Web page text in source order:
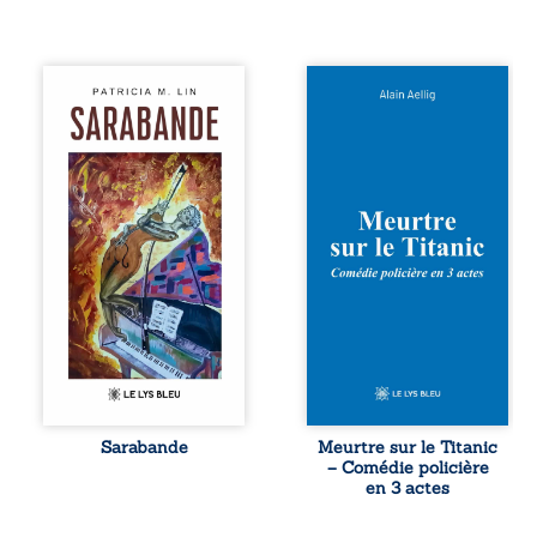
Aux chants
crépitants de l’été,
Sous le silence
ouaté de la neige
en hiver, Au cours
de nuits pâles,
Dans la clarté
bienveillante de la
lune, Rêves,
pensées, révoltes
et espoirs… Des
mots s’assemblent,
colorés, rebelles
aux règles de la
poésie, mais
chantant en
forment une
sarabande,
Sarabande
Et si le naufrage
en 1912, un
meurtre est
commis. Le drame
disparaît avec le
tard, la
l’épave fait
resurgir un secret
que l’on croyait
perdu. Dans un
Meurtre sur le Titanic
– Comédie policière
en 3 actes